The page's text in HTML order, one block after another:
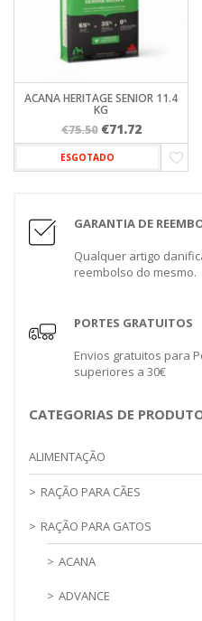
ACANA HERITAGE SENIOR 11.4
KG
€75.50 O
preço
original
€71.72O
preço
atual
ESGOTADO
GARANTIA DE
Qualquer artigo
reembolso do mesmo.
PORTES GRATUITOS
Envios gratuitos para
superiores a 30€
CATEGORIAS DE
ALIMENTAÇÃO
RAÇÃO PARA CÃES
RAÇÃO PARA GATOS
ACANA
ADVANCE